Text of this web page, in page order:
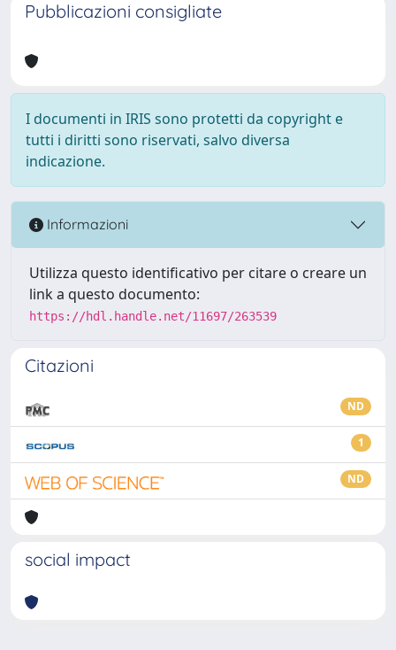
Pubblicazioni consigliate
I documenti in IRIS sono protetti da copyright e
tutti i diritti sono riservati, salvo diversa
indicazione.
Informazioni
Utilizza questo identificativo per citare o creare un
link a questo documento:
https://hdl.handle.net/11697/263539
Citazioni
ND
1
ND
social impact